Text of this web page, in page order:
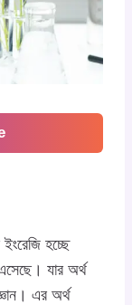
ইংরেজি হচ্ছে
যার অর্থ
এর অর্থ